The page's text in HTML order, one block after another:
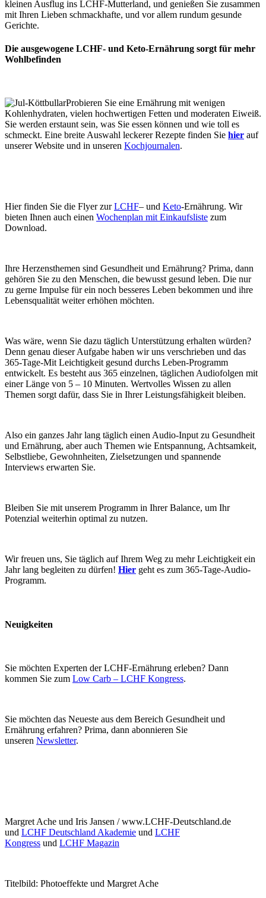
kleinen Ausflug ins LCHF-Mutterland, und genießen Sie zusammen
mit Ihren Lieben schmackhafte, und vor allem rundum gesunde
Gerichte.
Die ausgewogene LCHF- und Keto-Ernährung sorgt für mehr
Wohlbefinden
Probieren Sie eine Ernährung mit wenigen
Kohlenhydraten, vielen hochwertigen Fetten und moderaten Eiweiß.
Sie werden erstaunt sein, was Sie essen können und wie toll es
schmeckt. Eine breite Auswahl leckerer Rezepte finden Sie hier auf
unserer Website und in unseren Kochjournalen.
Hier finden Sie die Flyer zurLCHF– und Keto-Ernährung. Wir
bieten Ihnen auch einen Wochenplan mit Einkaufsliste zum
Download.
Ihre Herzensthemen sind Gesundheit und Ernährung? Prima, dann
gehören Sie zu den Menschen, die bewusst gesund leben. Die nur
zu gerne Impulse für ein noch besseres Leben bekommen und ihre
Lebensqualität weiter erhöhen möchten.
Was wäre, wenn Sie dazu täglich Unterstützung erhalten würden?
Denn genau dieser Aufgabe haben wir uns verschrieben und das
365-Tage-Mit Leichtigkeit gesund durchs Leben-Programm
entwickelt. Es besteht aus 365 einzelnen, täglichen Audiofolgen mit
einer Länge von 5 – 10 Minuten. Wertvolles Wissen zu allen
Themen sorgt dafür, dass Sie in Ihrer Leistungsfähigkeit bleiben.
Also ein ganzes Jahr lang täglich einen Audio-Input zu Gesundheit
und Ernährung, aber auch Themen wie Entspannung, Achtsamkeit,
Selbstliebe, Gewohnheiten, Zielsetzungen und spannende
Interviews erwarten Sie.
Bleiben Sie mit unserem Programm in Ihrer Balance, um Ihr
Potenzial weiterhin optimal zu nutzen.
Wir freuen uns, Sie täglich auf Ihrem Weg zu mehr Leichtigkeit ein
Jahr lang begleiten zu dürfen! Hier geht es zum 365-Tage-Audio-
Programm.
Neuigkeiten
Sie möchten Experten der LCHF-Ernährung erleben? Dann
kommen Sie zum Low Carb – LCHF Kongress.
Sie möchten das Neueste aus dem Bereich Gesundheit und
Ernährung erfahren? Prima, dann abonnieren Sie
unseren Newsletter.
Margret Ache und Iris Jansen / www.LCHF-Deutschland.de
und LCHF Deutschland Akademie und LCHF
Kongress und LCHF Magazin
Titelbild: Photoeffekte und Margret Ache